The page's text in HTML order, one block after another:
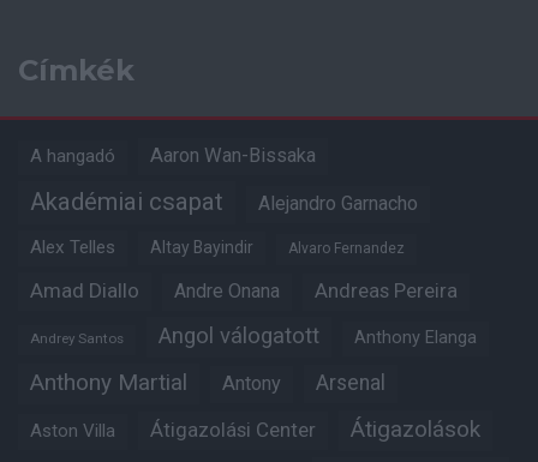
Címkék
A hangadó Aaron Wan-Bissaka
Akadémiai csapat Alejandro Garnacho
Alex Telles Altay Bayindir Alvaro Fernandez
Amad Diallo Andre Onana Andreas Pereira
Andrey Santos Angol válogatott Anthony Elanga
Anthony Martial Antony Arsenal
Aston Villa Átigazolási Center Átigazolások